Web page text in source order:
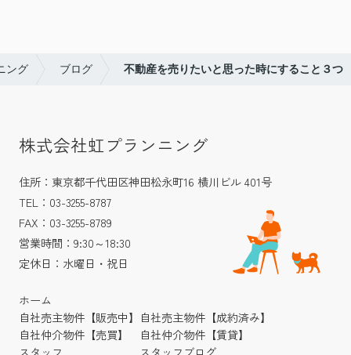
ング ブログ 不動産を売りたいと思った時にすること３つ
株式会社虹プランニング
住所：東京都千代田区神田松永町16 横川ビル 401号
TEL：03-3255-8787
FAX：03-3255-8789
営業時間：9:30～18:30
定休日：水曜日・祝日
ホーム
自社売主物件【販売中】
自社仲介物件【売買】
自社売主物件【成約済み】
自社仲介物件【賃貸】